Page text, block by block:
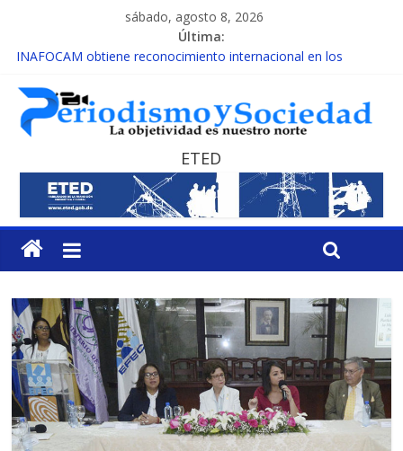
sábado, agosto 8, 2026
Última:
INAFOCAM obtiene reconocimiento internacional en los
15 de febrero de cada año es Día Nacional de la lucha contra el
cáncer infantil
EL ENFOQUE UNILATERAL DE LA COALICIÓN
MESCyT y Universidad Albizu apoyarán rehabilitación de
reclusos
MESCyT presenta calendario de Consulta Nacional por la
Educación
ETED